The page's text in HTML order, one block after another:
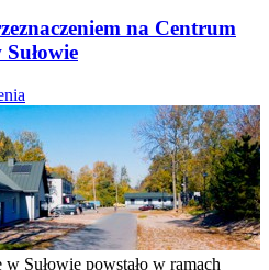
na Centrum
Sułowie powstało w ramach